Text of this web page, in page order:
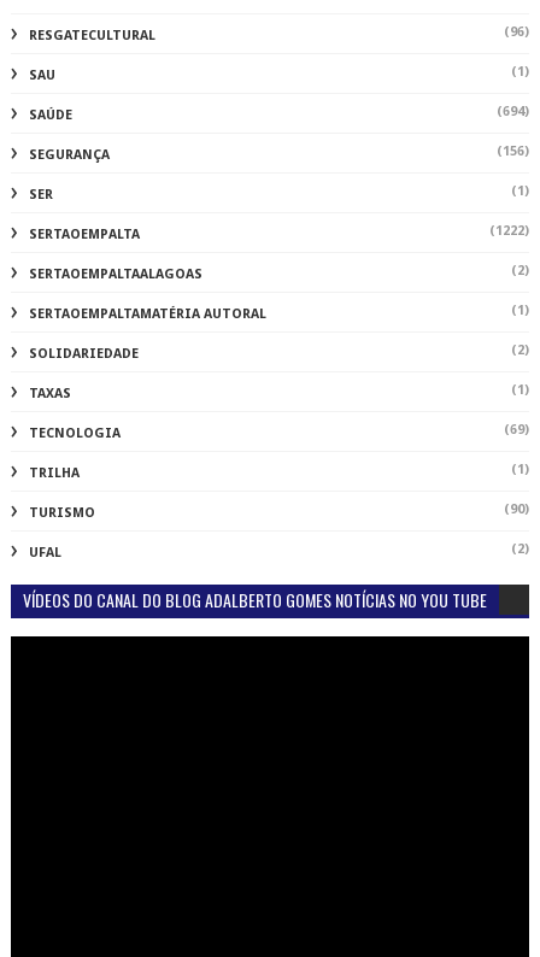
RESGATECULTURAL (96)
SAU (1)
SAÚDE (694)
SEGURANÇA (156)
SER (1)
SERTAOEMPALTA (1222)
SERTAOEMPALTAALAGOAS (2)
SERTAOEMPALTAMATÉRIA AUTORAL (1)
SOLIDARIEDADE (2)
TAXAS (1)
TECNOLOGIA (69)
TRILHA (1)
TURISMO (90)
UFAL (2)
VÍDEOS DO CANAL DO BLOG ADALBERTO GOMES NOTÍCIAS NO YOU TUBE